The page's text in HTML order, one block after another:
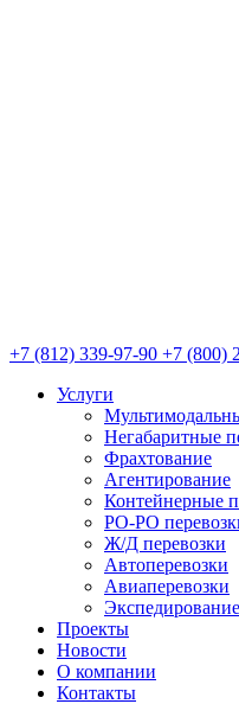
+7 (812) 339-97-90 +7 (800)
Услуги
Негабаритные
Фрахтование
Агентирование
Контейнерные
РО-РО
Ж/Д перевозки
Автоперевозки
Авиаперевозки
Экспедирование
Проекты
Новости
О компании
Контакты